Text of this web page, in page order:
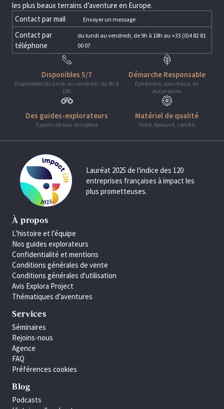
les plus beaux terrains d’aventure en Europe.
Contact par mail
Envoyer un message
Contact par
téléphone
du lundi au vendredi, de 9h à 18h au +33 (0)4 82 81
00 07
Disponibles 5/7
Disponibles du lundi au vendredi, de 9h à
18h
Des guides-explorateurs
Experts de leur discipline
Démarche Responsable
Ephémère, sans trace, en
autonomie.
Matériel de qualité
Testé, éprouvé, certifié.
Lauréat 2025 de l'indice des 120
entreprises françaises à impact les
plus prometteuses.
À propos
L’histoire et l’équipe
Nos guides explorateurs
Confidentialité et mentions
Conditions générales de vente
Conditions générales d'utilisation
Avis Explora Project
Thématiques d’aventures
Services
Séminaires
Rejoins-nous
Agence
FAQ
Préférences cookies
Blog
Podcasts